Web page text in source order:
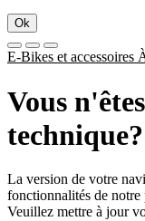
Ok
E-Bikes et accessoires
Vous
technique?
La version de votre
fonctionnalités de notre
Veuillez mettre à jour